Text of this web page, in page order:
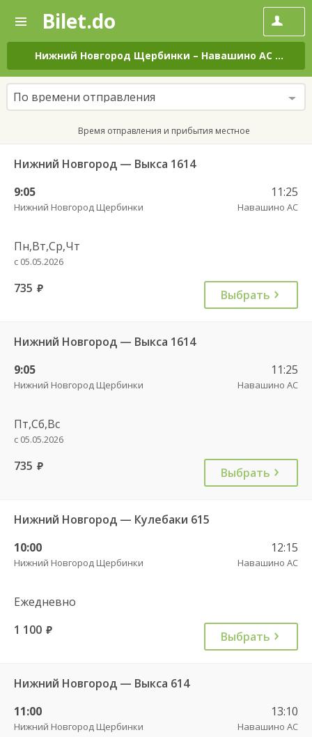
—
Поиск
и
покупка
билетов
на
автобус
онлайн
Bilet.do
Нижний Новгород Щербинки – Навашино АС на
По времени отправления
Время отправления и прибытия местное
Нижний Новгород — Выкса 1614
9:05
Нижний Новгород Щербинки
11:25
Навашино АС
Пн,Вт,Ср,Чт
с 05.05.2026
735 руб. Выбрать
Нижний Новгород — Выкса 1614
9:05
Нижний Новгород Щербинки
11:25
Навашино АС
Пт,Сб,Вс
с 05.05.2026
735 руб. Выбрать
Нижний Новгород — Кулебаки 615
10:00
Нижний Новгород Щербинки
12:15
Навашино АС
Ежедневно
1 100 руб. Выбрать
Нижний Новгород — Выкса 614
11:00
Нижний Новгород Щербинки
13:10
Навашино АС